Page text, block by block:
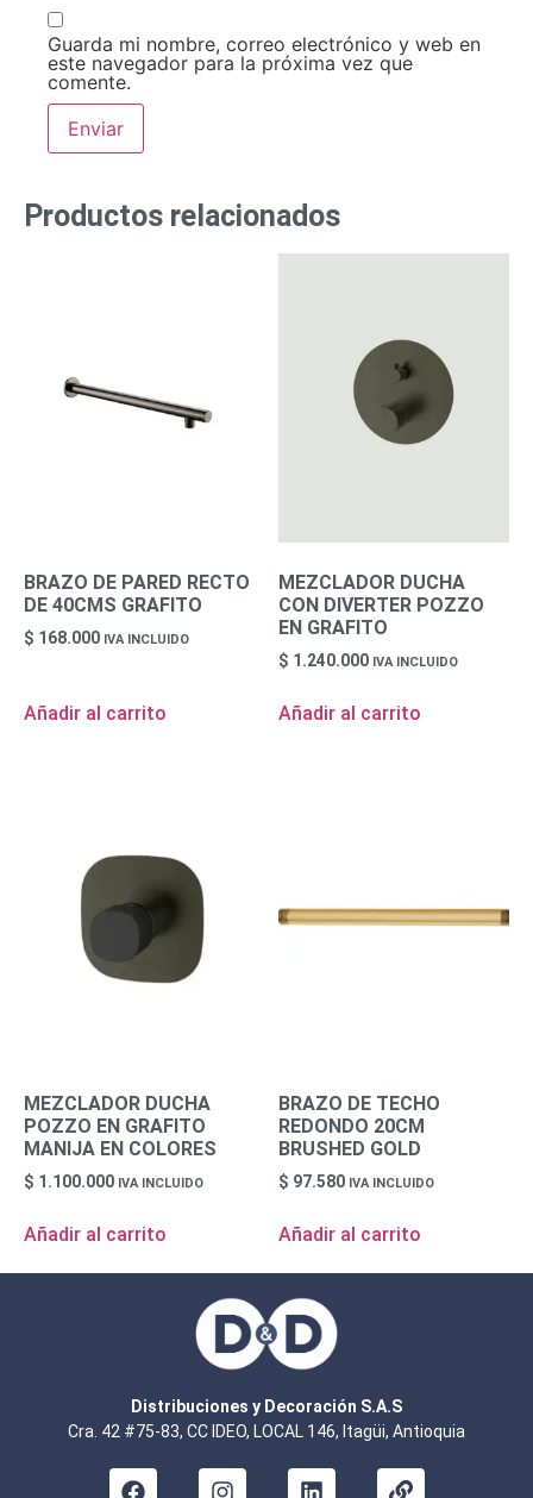
Guarda mi nombre, correo electrónico y web en
este navegador para la próxima vez que
comente.
Productos relacionados
BRAZO DE PARED RECTO
DE 40CMS GRAFITO
$ 168.000 IVA INCLUIDO
Añadir al carrito
MEZCLADOR DUCHA
CON DIVERTER POZZO
EN GRAFITO
$ 1.240.000 IVA INCLUIDO
Añadir al carrito
MEZCLADOR DUCHA
POZZO EN GRAFITO
MANIJA EN COLORES
$ 1.100.000 IVA INCLUIDO
Añadir al carrito
BRAZO DE TECHO
REDONDO 20CM
BRUSHED GOLD
$ 97.580 IVA INCLUIDO
Añadir al carrito
Distribuciones y Decoración S.A.S
Cra. 42 #75-83, CC IDEO, LOCAL 146, Itagüi, Antioquia